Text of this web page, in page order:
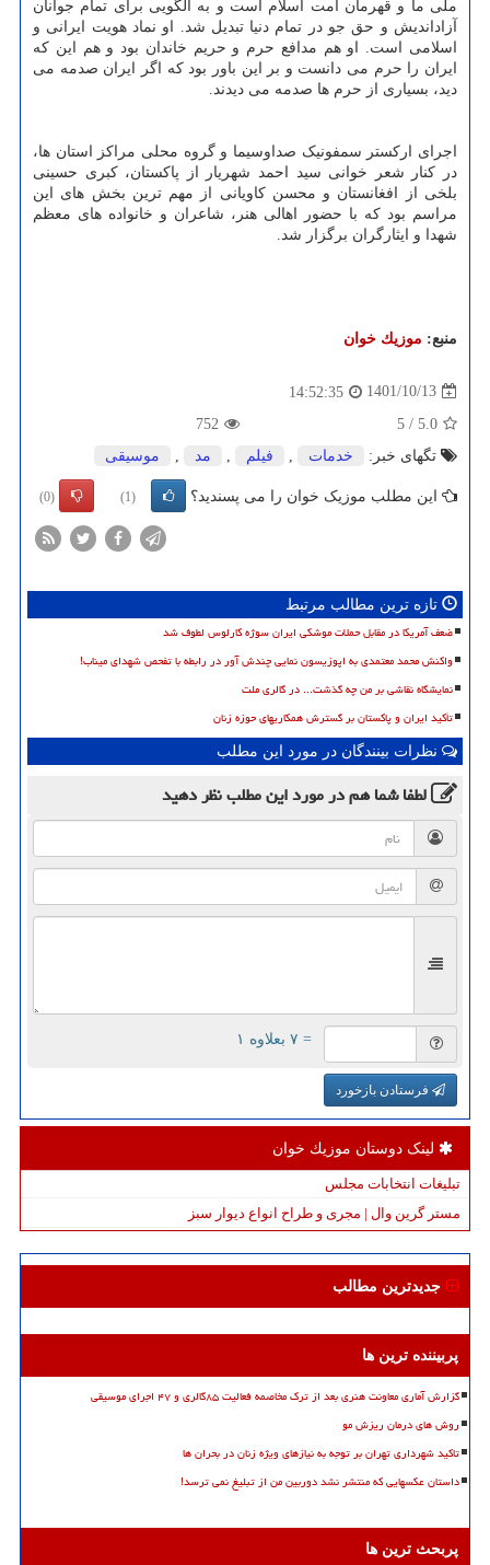
ملی ما و قهرمان امت اسلام است و به الگویی برای تمام جوانان
آزاداندیش و حق جو در تمام دنیا تبدیل شد. او نماد هویت ایرانی و
اسلامی است. او هم مدافع حرم و حریم خاندان بود و هم این که
ایران را حرم می دانست و بر این باور بود که اگر ایران صدمه می
دید، بسیاری از حرم ها صدمه می دیدند.
اجرای ارکستر سمفونیک صداوسیما و گروه محلی مراکز استان ها،
در کنار شعر خوانی سید احمد شهریار از پاکستان، کبری حسینی
بلخی از افغانستان و محسن کاویانی از مهم ترین بخش های این
مراسم بود که با حضور اهالی هنر، شاعران و خانواده های معظم
شهدا و ایثارگران برگزار شد.
منبع: موزیك خوان
1401/10/13
14:52:35
5.0
/
5
752
تگهای خبر:
خدمات , فیلم , مد , موسیقی
این مطلب موزیک خوان را می پسندید؟ (1)
(0)
تازه ترین مطالب مرتبط
ضعف آمریکا در مقابل حملات موشکی ایران سوژه کارلوس لطوف شد
واکنش محمد معتمدی به اپوزیسون نمایی چندش آور در رابطه با تفحص شهدای میناب!
نمایشگاه نقاشی بر من چه گذشت... در گالری ملت
تأکید ایران و پاکستان بر گسترش همکاریهای حوزه زنان
نظرات بینندگان در مورد این مطلب
لطفا شما همدر مورد این مطلبنظر دهید
= ۷ بعلاوه ۱
فرستادن بازخورد
لینک دوستان موزیك خوان
تبلیغات انتخابات مجلس
مستر گرین وال | مجری و طراح انواع دیوار سبز
جدیدترین مطالب
پربیننده ترین ها
گزارش آماری معاونت هنری بعد از ترک مخاصمه فعالیت ۸۵گالری و ۴۷ اجرای موسیقی
روش های درمان ریزش مو
تاکید شهرداری تهران بر توجه به نیازهای ویژه زنان در بحران ها
داستان عکسهایی که منتشر نشد دوربین من از تبلیغ نمی ترسد!
پربحث ترین ها